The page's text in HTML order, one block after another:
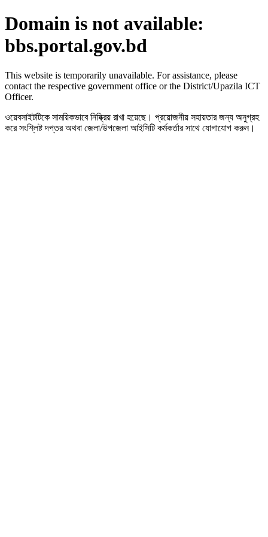
Domain is not available:
bbs.portal.gov.bd
This website is temporarily unavailable. For assistance, please
contact the respective government office or the District/Upazila ICT
Officer.
ওয়েবসাইটটিকে সাময়িকভাবে নিষ্ক্রিয় রাখা হয়েছে। প্রয়োজনীয় সহায়তার জন্য অনুগ্রহ
করে সংশ্লিষ্ট দপ্তর অথবা জেলা/উপজেলা আইসিটি কর্মকর্তার সাথে যোগাযোগ করুন।